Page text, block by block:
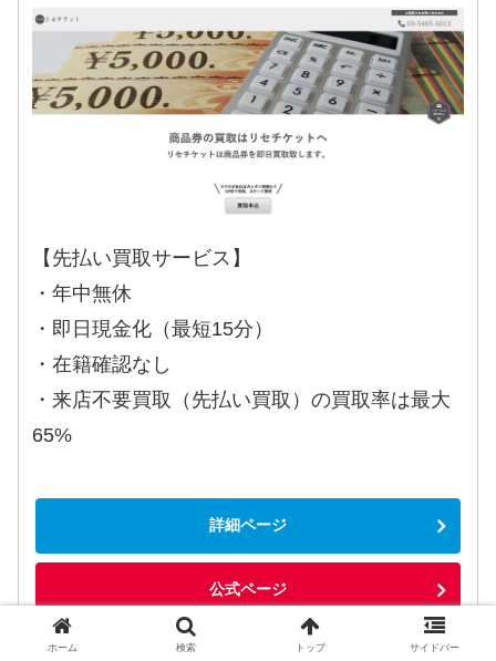
【先払い買取サービス】
・年中無休
・即日現金化（最短15分）
・在籍確認なし
・来店不要買取（先払い買取）の買取率は最大
65%
詳細ページ
公式ページ
ホーム 検索 トップ サイドバー